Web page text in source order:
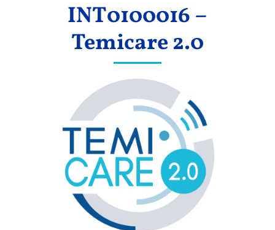
INT0100016 –
Temicare 2.0